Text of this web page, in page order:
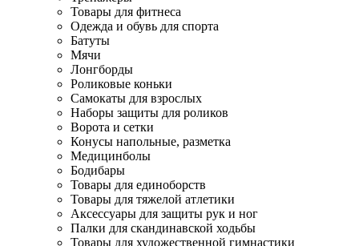
Товары для фитнеса
Одежда и обувь для спорта
Батуты
Мячи
Лонгборды
Роликовые коньки
Самокаты для взрослых
Наборы защиты для роликов
Ворота и сетки
Конусы напольные, разметка
Медицинболы
Бодибары
Товары для единоборств
Товары для тяжелой атлетики
Аксессуары для защиты рук и ног
Палки для скандинавской ходьбы
Товары для художественной гимнастики